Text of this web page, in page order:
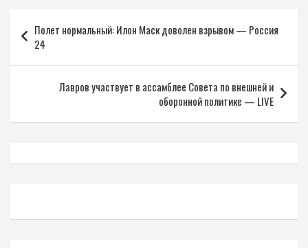
по
записям
Полет нормальный: Илон Маск доволен взрывом — Россия
24
Лавров участвует в ассамблее Совета по внешней и
оборонной политике — LIVE